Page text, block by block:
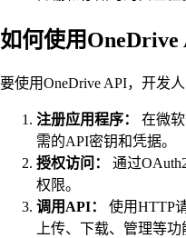
如何使用OneDrive
要使用OneDrive API，开发
注册应用程序：
在微
需的API密钥和凭据。
授权访问：
通过
权限。
调用API：
使用HTTP
上传、下载、管理等功